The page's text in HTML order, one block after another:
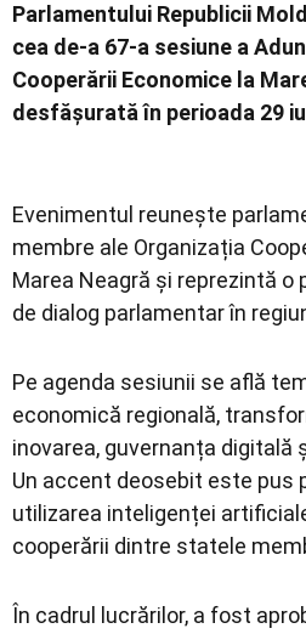
Parlamentului Republicii
cea de-a 67-a sesiune a
Cooperării Economice la
desfășurată în perioada 29
Evenimentul reunește
membre ale Organizația
Marea Neagră și reprezintă o
de dialog parlamentar în
Pe agenda sesiunii se află
economică regională,
inovarea, guvernanța digitală
Un accent deosebit este pus
utilizarea inteligenței
cooperării dintre statele
În cadrul lucrărilor, a fost